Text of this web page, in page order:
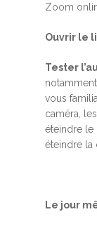
Zoom
Ouvrir le
Tester
vous
caméra,
éteindre
éteindre la
Le jour